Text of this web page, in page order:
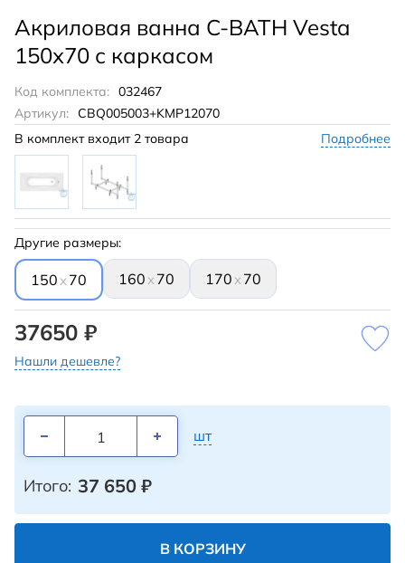
Акриловая ванна C-BATH Vesta
150х70 с каркасом
Код комплекта: 032467
Артикул:
CBQ005003+KMP12070
В комплект входит 2 товара Подробнее
Другие размеры:
150 x 70 160 x 70 170 x 70
37650 ₽
Нашли дешевле?
шт
Итого: 37 650 ₽
В КОРЗИНУ